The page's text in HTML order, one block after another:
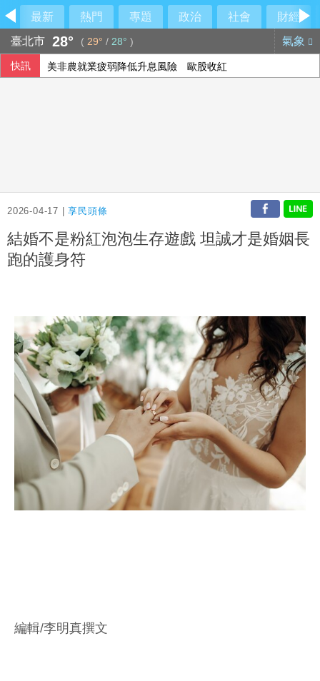
最新 熱門 專題 政治 社會
財經
臺北市 28° ( 29° / 28° ) 氣象
快訊 美非農就業疲弱降低升息風險 歐股收紅
2026-04-17 |享民頭條
結婚不是粉紅泡泡生存遊戲 坦誠才是婚姻長
跑的護身符
編輯/李明真撰文